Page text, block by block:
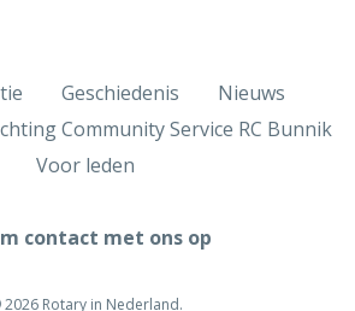
Geschiedenis
Nieuws
Community Service RC Bunnik
Voor leden
contact met ons op
Rotary in Nederland.